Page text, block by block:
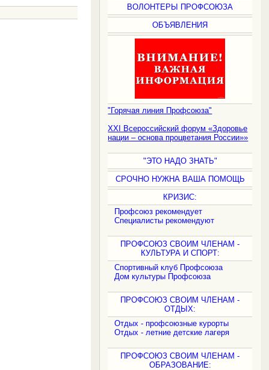
ВОЛОНТЕРЫ ПРОФСОЮЗА
ОБЪЯВЛЕНИЯ
"Горячая линия Профсоюза"
XXI Всероссийский форум «Здоровье
нации – основа процветания России»»
"ЭТО НАДО ЗНАТЬ"
СРОЧНО НУЖНА ВАША ПОМОЩЬ
КРИЗИС:
Профсоюз рекомендует
Специалисты рекомендуют
ПРОФСОЮЗ СВОИМ ЧЛЕНАМ -
КУЛЬТУРА И СПОРТ:
Спортивный клуб Профсоюза
Дом культуры Профсоюза
ПРОФСОЮЗ СВОИМ ЧЛЕНАМ -
ОТДЫХ:
Отдых - профсоюзные курорты
Отдых - летние детские лагеря
ПРОФСОЮЗ СВОИМ ЧЛЕНАМ -
ОБРАЗОВАНИЕ: